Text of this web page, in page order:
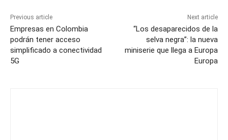
Previous article
Empresas en Colombia
podrán tener acceso
simplificado a conectividad
5G
Next article
“Los desaparecidos de la
selva negra”: la nueva
miniserie que llega a Europa
Europa